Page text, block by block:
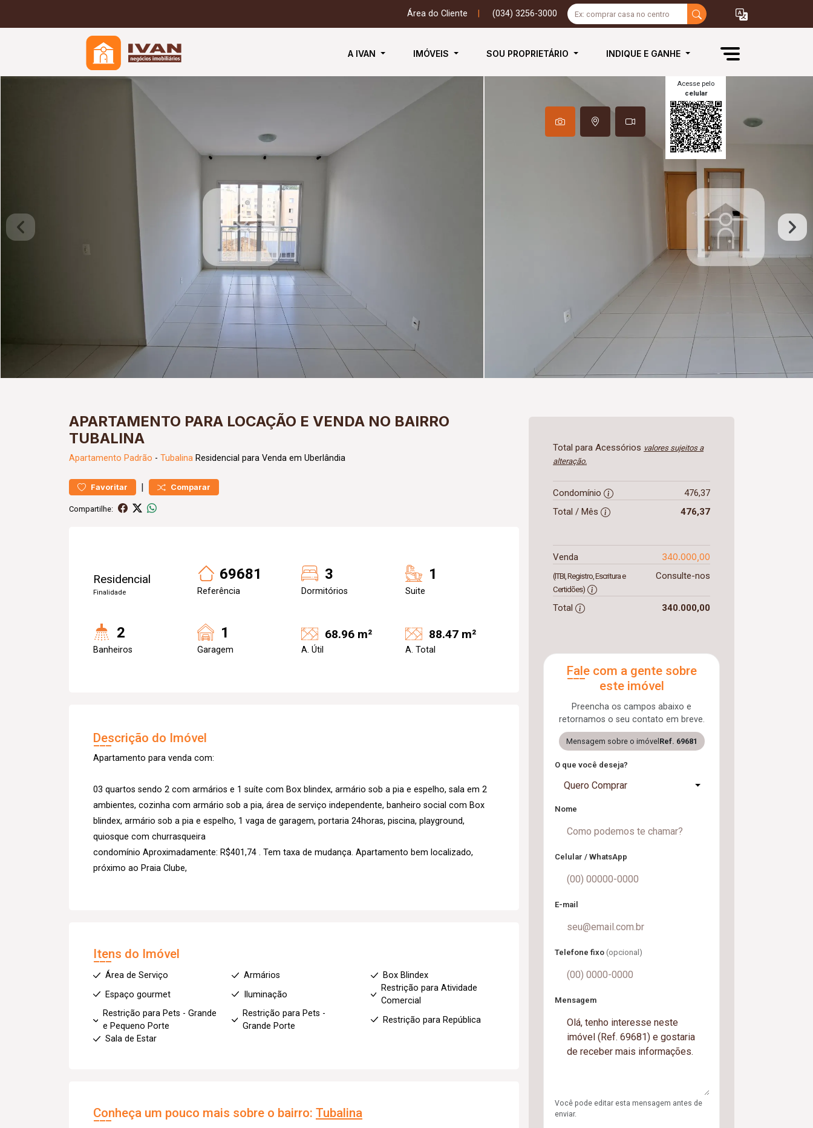
Área do Cliente (034) 3256-3000
A IVAN IMÓVEIS SOU PROPRIETÁRIO INDIQUE E GANHE
Acesse pelo
celular
APARTAMENTO PARA LOCAÇÃO E VENDA NO BAIRRO
TUBALINA
Apartamento Padrão - Tubalina Residencial para Venda em Uberlândia
Favoritar | Comparar
Compartilhe:
Residencial
Finalidade
69681
Referência
3
Dormitórios
1
Suite
2
Banheiros
1
Garagem
68.96 m²
A. Útil
88.47 m²
A. Total
Descrição do Imóvel
Apartamento para venda com:
03 quartos sendo 2 com armários e 1 suíte com Box blindex, armário sob a pia e espelho, sala em 2
ambientes, cozinha com armário sob a pia, área de serviço independente, banheiro social com Box
blindex, armário sob a pia e espelho, 1 vaga de garagem, portaria 24horas, piscina, playground,
quiosque com churrasqueira
condomínio Aproximadamente: R$401,74 . Tem taxa de mudança. Apartamento bem localizado,
próximo ao Praia Clube,
Itens do Imóvel
Área de Serviço Armários
Box Blindex
Espaço gourmet
Iluminação
Restrição para Atividade
Comercial
Restrição para Pets - Grande
e Pequeno Porte
Restrição para Pets -
Grande Porte
Restrição para República
Sala de Estar
Conheça um pouco mais sobre o bairro: Tubalina
Total para Acessórios valores sujeitos a
alteração.
Condomínio
476,37
Total / Mês
476,37
Venda 340.000,00
(ITBI, Registro, Escritura e
Certidões)
Consulte-nos
Total 340.000,00
Fale com a gente sobre
este imóvel
Preencha os campos abaixo e
retornamos o seu contato em breve.
Mensagem sobre o imóvel Ref. 69681
O que você deseja?
Quero Comprar
Nome
Celular / WhatsApp
E-mail
Telefone fixo (opcional)
Mensagem
Você pode editar esta mensagem antes de
enviar.